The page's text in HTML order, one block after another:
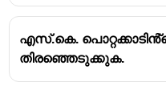
ഭാഷയിൽ
അദ്ദേഹത്തിൻ്റെ
എസ്.കെ.
തിരഞ്ഞെടുക്കുക.